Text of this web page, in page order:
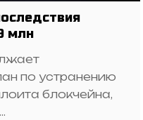
млн
по устранению
блокчейна,